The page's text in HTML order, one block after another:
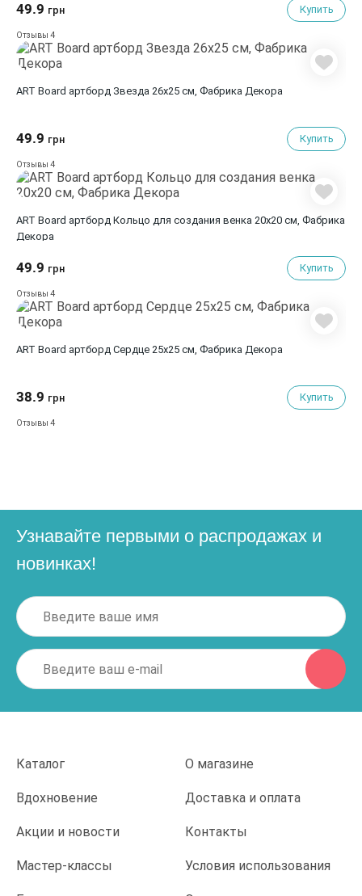
49.9 грн Купить
Отзывы 4
ART Board артборд Звезда 26х25 см, Фабрика Декора
49.9 грн Купить
Отзывы 4
ART Board артборд Кольцо для создания венка 20х20 см, Фабрика
Декора
49.9 грн Купить
Отзывы 4
ART Board артборд Сердце 25х25 см, Фабрика Декора
38.9 грн Купить
Отзывы 4
Узнавайте первыми о распродажах и
новинках!
Каталог О магазине
Вдохновение Доставка и оплата
Акции и новости Контакты
Мастер-классы Условия использования